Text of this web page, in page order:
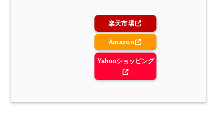
楽天市場
Amazon
Yahooショッピング